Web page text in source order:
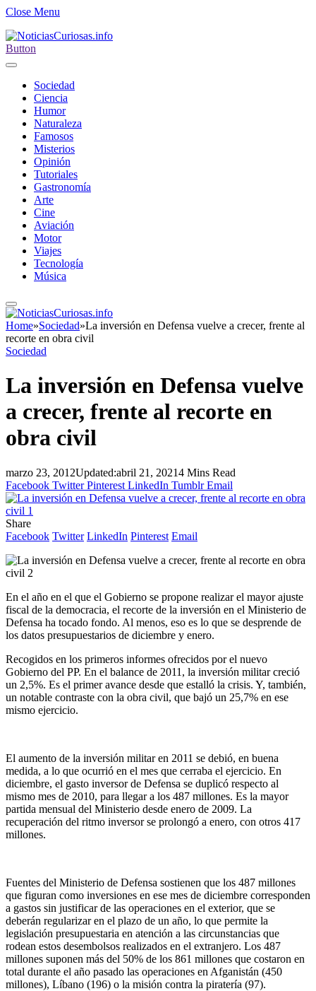
Close Menu
Button
Sociedad
Ciencia
Humor
Naturaleza
Famosos
Misterios
Opinión
Tutoriales
Gastronomía
Arte
Cine
Aviación
Motor
Viajes
Tecnología
Música
Home»Sociedad»La inversión en Defensa vuelve a crecer, frente al
recorte en obra civil
Sociedad
La inversión en Defensa vuelve
a crecer, frente al recorte en
obra civil
marzo 23, 2012Updated:abril 21, 20214 Mins Read
Facebook Twitter Pinterest LinkedIn Tumblr Email
Share
Facebook Twitter LinkedIn Pinterest Email
En el año en el que el Gobierno se propone realizar el mayor ajuste
fiscal de la democracia, el recorte de la inversión en el Ministerio de
Defensa ha tocado fondo. Al menos, eso es lo que se desprende de
los datos presupuestarios de diciembre y enero.
Recogidos en los primeros informes ofrecidos por el nuevo
Gobierno del PP. En el balance de 2011, la inversión militar creció
un 2,5%. Es el primer avance desde que estalló la crisis. Y, también,
un notable contraste con la obra civil, que bajó un 25,7% en ese
mismo ejercicio.
El aumento de la inversión militar en 2011 se debió, en buena
medida, a lo que ocurrió en el mes que cerraba el ejercicio. En
diciembre, el gasto inversor de Defensa se duplicó respecto al
mismo mes de 2010, para llegar a los 487 millones. Es la mayor
partida mensual del Ministerio desde enero de 2009. La
recuperación del ritmo inversor se prolongó a enero, con otros 417
millones.
Fuentes del Ministerio de Defensa sostienen que los 487 millones
que figuran como inversiones en ese mes de diciembre corresponden
a gastos sin justificar de las operaciones en el exterior, que se
deberán regularizar en el plazo de un año, lo que permite la
legislación presupuestaria en atención a las circunstancias que
rodean estos desembolsos realizados en el extranjero. Los 487
millones suponen más del 50% de los 861 millones que costaron en
total durante el año pasado las operaciones en Afganistán (450
millones), Líbano (196) o la misión contra la piratería (97).